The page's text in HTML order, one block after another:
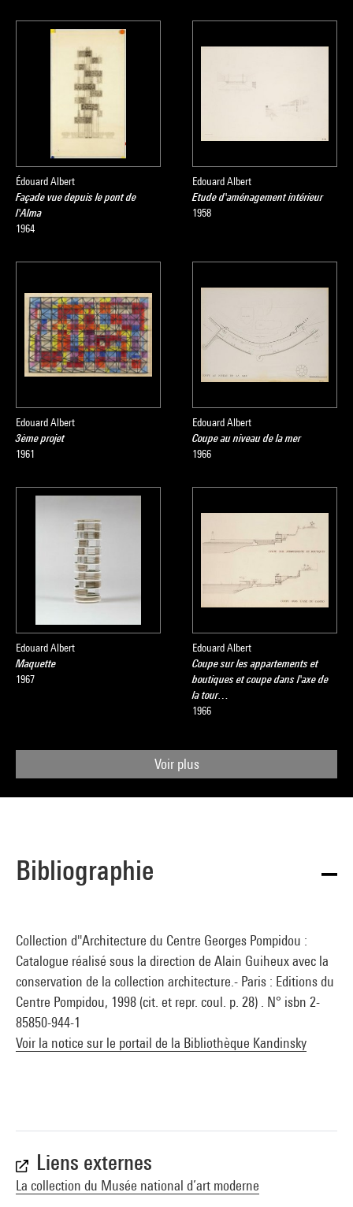
Édouard Albert
Façade vue depuis le pont de
l'Alma
1964
Edouard Albert
Etude d'aménagement intérieur
1958
Edouard Albert
3ème projet
1961
Edouard Albert
Coupe au niveau de la mer
1966
Edouard Albert
Maquette
1967
Edouard Albert
Coupe sur les appartements et
boutiques et coupe dans l'axe de
la tour…
1966
Voir plus
Bibliographie
Collection d''Architecture du Centre Georges Pompidou :
Catalogue réalisé sous la direction de Alain Guiheux avec la
conservation de la collection architecture.- Paris : Editions du
Centre Pompidou, 1998 (cit. et repr. coul. p. 28) . N° isbn 2-
85850-944-1
Voir la notice sur le portail de la Bibliothèque Kandinsky
Liens externes
La collection du Musée national d’art moderne